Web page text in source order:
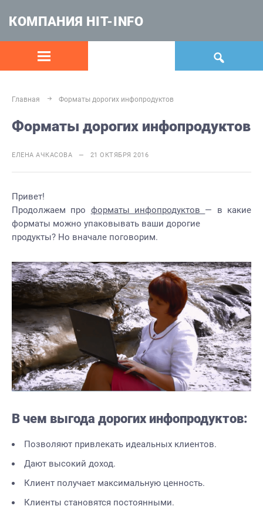
КОМПАНИЯ HIT-INFO
Главная Форматы дорогих инфопродуктов
Форматы дорогих инфопродуктов
ЕЛЕНА АЧКАСОВА — 21 ОКТЯБРЯ 2016
Привет!
Продолжаем про форматы инфопродуктов — в какие
форматы можно упаковывать ваши дорогие
продукты? Но вначале поговорим.
В чем выгода дорогих инфопродуктов:
Позволяют привлекать идеальных клиентов.
Дают высокий доход.
Клиент получает максимальную ценность.
Клиенты становятся постоянными.